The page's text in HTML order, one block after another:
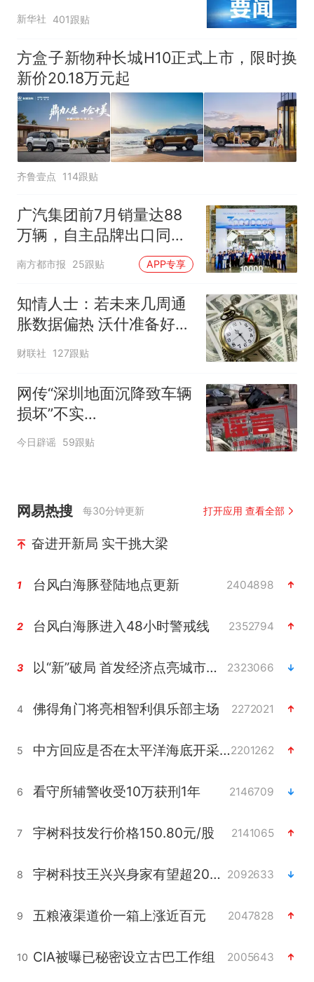
新华社 401跟贴
方盒子新物种长城H10正式上市，限时换
新价20.18万元起
齐鲁壹点 114跟贴
广汽集团前7月销量达88
万辆，自主品牌出口同比
增130%
南方都市报 25跟贴 APP专享
知情人士：若未来几周通
胀数据偏热 沃什准备好加
息
财联社 127跟贴
网传“深圳地面沉降致车辆
损坏”不实
（2026·08·06）
今日辟谣 59跟贴
网易热搜 每30分钟更新 打开应用 查看全部
奋进开新局 实干挑大梁
1 台风白海豚登陆地点更新 2404898
2 台风白海豚进入48小时警戒线 2352794
3 以“新”破局 首发经济点亮城市消费活力 2323066
4 佛得角门将亮相智利俱乐部主场 2272021
5 中方回应是否在太平洋海底开采稀土2201262
6 看守所辅警收受10万获刑1年 2146709
7 宇树科技发行价格150.80元/股 2141065
8 宇树科技王兴兴身家有望超200亿元 2092633
9 五粮液渠道价一箱上涨近百元 2047828
10 CIA被曝已秘密设立古巴工作组 2005643